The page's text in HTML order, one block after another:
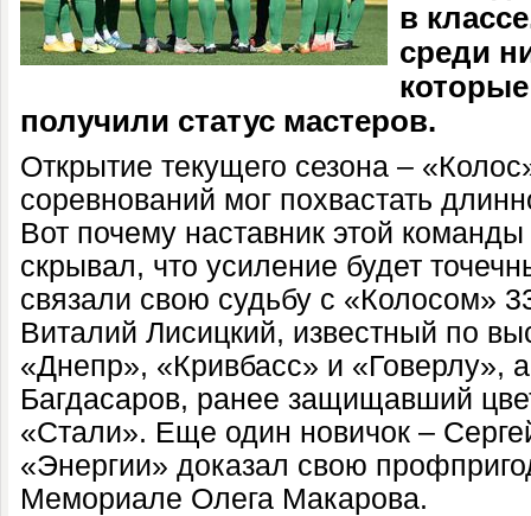
в
среди
получили статус мастеров.
Открытие текущего сезона –
соревнований мог похвастать
Вот почему наставник этой
скрывал, что усиление будет
связали свою судьбу с «Колосом»
Виталий Лисицкий, известный по
«Днепр», «Кривбасс» и «Говерлу»,
Багдасаров, ранее защищавший
«Стали». Еще один новичок –
«Энергии» доказал свою
Мемориале Олега Макарова.